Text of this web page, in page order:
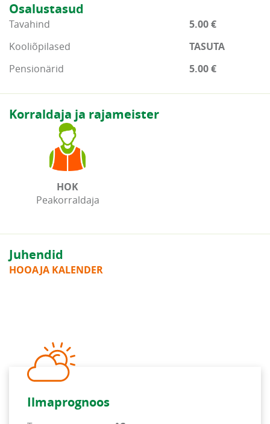
Osalustasud
Tavahind
5.00 €
Kooliõpilased
TASUTA
Pensionärid
5.00 €
Korraldaja ja rajameister
HOK
Peakorraldaja
Juhendid
HOOAJA KALENDER
Ilmaprognoos